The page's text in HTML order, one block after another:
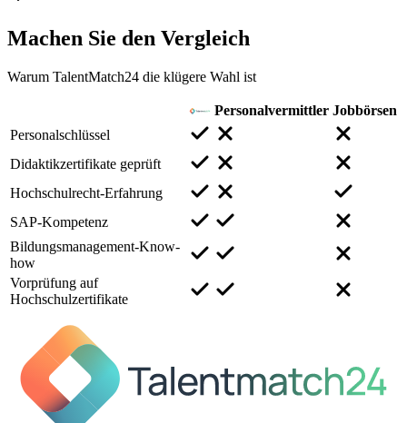
Machen Sie den Vergleich
Warum TalentMatch24 die klügere Wahl ist
Personalvermittler Jobbörsen
Personalschlüssel
Didaktikzertifikate geprüft
Hochschulrecht-Erfahrung
SAP-Kompetenz
Bildungsmanagement-Know-
how
Vorprüfung auf
Hochschulzertifikate